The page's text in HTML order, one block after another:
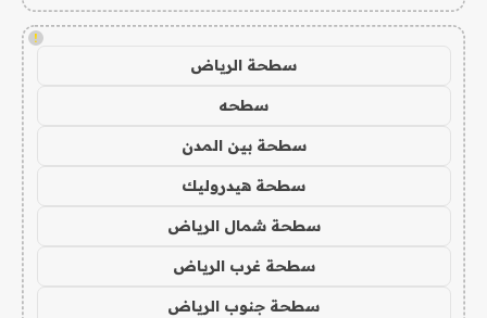
!
سطحة الرياض
سطحه
سطحة بين المدن
سطحة هيدروليك
سطحة شمال الرياض
سطحة غرب الرياض
سطحة جنوب الرياض